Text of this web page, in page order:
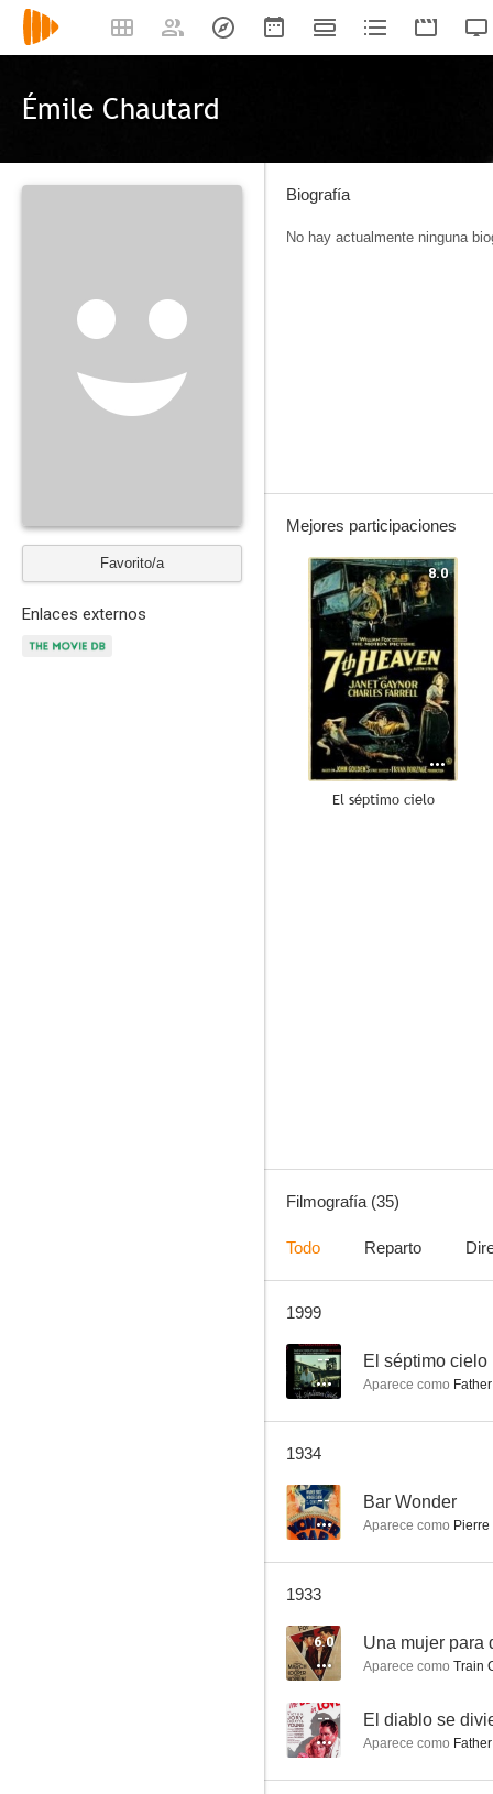
Émile Chautard
Favorito/a
Enlaces externos
Biografía
No hay actualmente ninguna
Mejores participaciones
8.0
El séptimo cielo
Filmografía (35)
Todo Reparto
1999
-- El séptimo cielo
Aparece como
1934
-- Bar Wonder
Aparece como
1933
6.0 Una mujer para
Aparece como Train
-- El diablo se
Aparece como